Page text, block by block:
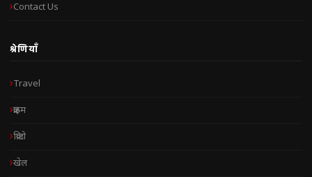
Contact Us
श्रेणियाँ
Travel
क्राइम
क्रिप्टो
खेल